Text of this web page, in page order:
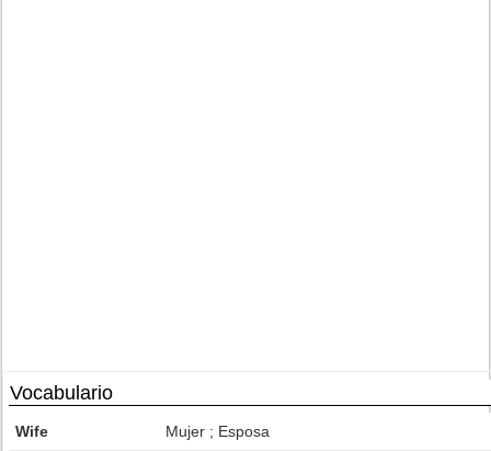
Vocabulario
Wife Mujer ; Esposa